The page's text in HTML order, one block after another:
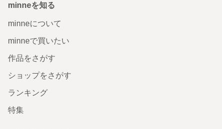
minneを知る
minneについて
minneで買いたい
作品をさがす
ショップをさがす
ランキング
特集